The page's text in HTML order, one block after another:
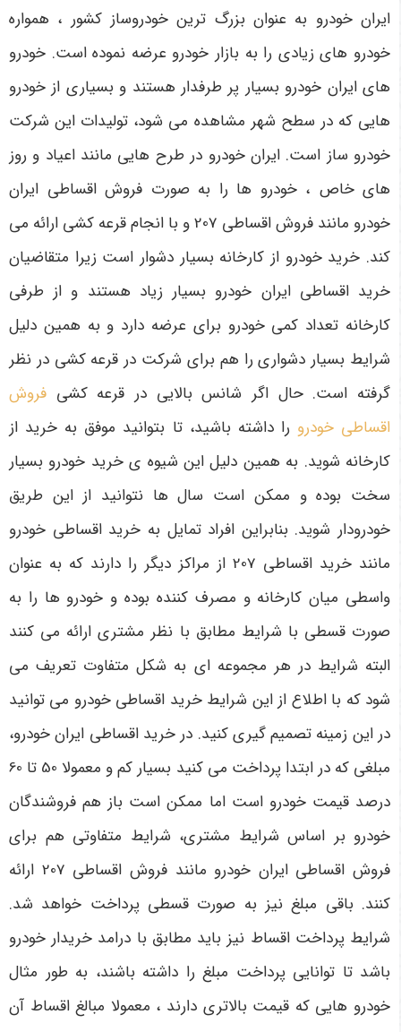
ایران خودرو به عنوان بزرگ ترین خودروساز کشور ، همواره
خودرو های زیادی را به بازار خودرو عرضه نموده است. خودرو
های ایران خودرو بسیار پر طرفدار هستند و بسیاری از خودرو
هایی که در سطح شهر مشاهده می شود، تولیدات این شرکت
خودرو ساز است. ایران خودرو در طرح هایی مانند اعیاد و روز
های خاص ، خودرو ها را به صورت فروش اقساطی ایران
خودرو مانند فروش اقساطی 207 و با انجام قرعه کشی ارائه می
کند. خرید خودرو از کارخانه بسیار دشوار است زیرا متقاضیان
خرید اقساطی ایران خودرو بسیار زیاد هستند و از طرفی
کارخانه تعداد کمی خودرو برای عرضه دارد و به همین دلیل
شرایط بسیار دشواری را هم برای شرکت در قرعه کشی در نظر
گرفته است. حال اگر شانس بالایی در قرعه کشی فروش
اقساطی خودرو را داشته باشید، تا بتوانید موفق به خرید از
کارخانه شوید. به همین دلیل این شیوه ی خرید خودرو بسیار
سخت بوده و ممکن است سال ها نتوانید از این طریق
خودرودار شوید. بنابراین افراد تمایل به خرید اقساطی خودرو
مانند خرید اقساطی 207 از مراکز دیگر را دارند که به عنوان
واسطی میان کارخانه و مصرف کننده بوده و خودرو ها را به
صورت قسطی با شرایط مطابق با نظر مشتری ارائه می کنند
البته شرایط در هر مجموعه ای به شکل متفاوت تعریف می
شود که با اطلاع از این شرایط خرید اقساطی خودرو می توانید
در این زمینه تصمیم گیری کنید. در خرید اقساطی ایران خودرو،
مبلغی که در ابتدا پرداخت می کنید بسیار کم و معمولا 50 تا 60
درصد قیمت خودرو است اما ممکن است باز هم فروشندگان
خودرو بر اساس شرایط مشتری، شرایط متفاوتی هم برای
فروش اقساطی ایران خودرو مانند فروش اقساطی 207 ارائه
کنند. باقی مبلغ نیز به صورت قسطی پرداخت خواهد شد.
شرایط پرداخت اقساط نیز باید مطابق با درامد خریدار خودرو
باشد تا توانایی پرداخت مبلغ را داشته باشند، به طور مثال
خودرو هایی که قیمت بالاتری دارند ، معمولا مبالغ اقساط آن